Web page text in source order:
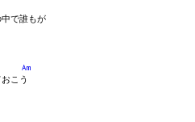
で誰もが
Am
こう